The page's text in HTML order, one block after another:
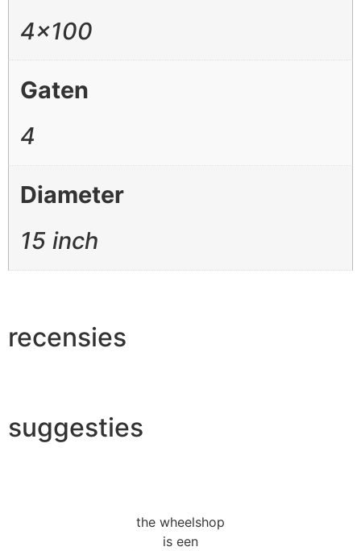
4×100
Gaten
4
Diameter
15 inch
recensies
suggesties
the wheelshop
is een